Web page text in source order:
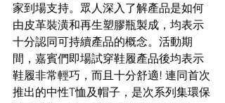
家到場支持。眾人深入了解產品是如何
由皮革裝潢和再生塑膠瓶製成，均表示
十分認同可持續產品的概念。活動期
間，嘉賓們即場試穿鞋履產品後均表示
鞋履非常輕巧，而且十分舒適! 連同首次
推出的中性T恤及帽子，是次系列集環保